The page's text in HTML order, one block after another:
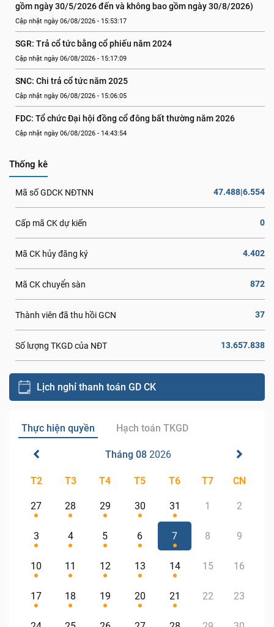
gồm ngày 30/5/2026 đến và không bao gồm ngày 30/8/2026)
Cập nhật ngày 06/08/2026 - 15:53:17
SGR: Trả cổ tức bằng cổ phiếu năm 2024
Cập nhật ngày 06/08/2026 - 15:17:09
SNC: Chi trả cổ tức năm 2025
Cập nhật ngày 06/08/2026 - 15:06:05
FDC: Tổ chức Đại hội đồng cổ đông bất thường năm 2026
Cập nhật ngày 06/08/2026 - 14:43:54
Thống kê
Mã số GDCK NĐTNN 47.488|6.554
Cấp mã CK dự kiến 0
Mã CK hủy đăng ký 4.402
Mã CK chuyển sàn 872
Thành viên đã thu hồi GCN 37
Số lượng TKGD của NĐT 13.657.838
Lịch nghỉ thanh toán GD CK
Thực hiện quyền Hạch toán TKGD
Tháng 08 2026
T2 T3 T4 T5 T6 T7 CN
27 28 29 30 31 1 2
3 4 5 6 7 8 9
10 11 12 13 14 15 16
17 18 19 20 21 22 23